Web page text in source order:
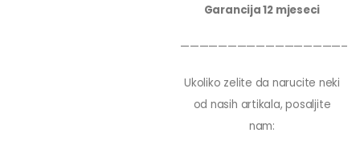
Garancija 12 mjeseci
—————————————————–
Ukoliko zelite da narucite neki
od nasih artikala, posaljite
nam: